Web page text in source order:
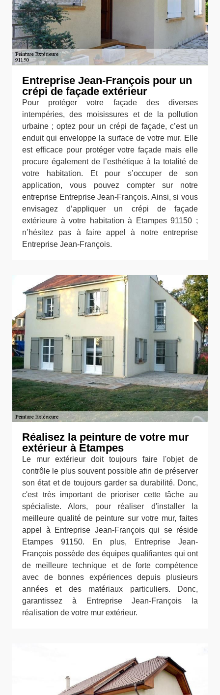
Entreprise Jean-François pour un
crépi de façade extérieur
Pour protéger votre façade des diverses
intempéries, des moisissures et de la pollution
urbaine ; optez pour un crépi de façade, c’est un
enduit qui enveloppe la surface de votre mur. Elle
est efficace pour protéger votre façade mais elle
procure également de l’esthétique à la totalité de
votre habitation. Et pour s’occuper de son
application, vous pouvez compter sur notre
entreprise Entreprise Jean-François. Ainsi, si vous
envisagez d’appliquer un crépi de façade
extérieure à votre habitation à Etampes 91150 ;
n’hésitez pas à faire appel à notre entreprise
Entreprise Jean-François.
Réalisez la peinture de votre mur
extérieur à Etampes
Le mur extérieur doit toujours faire l'objet de
contrôle le plus souvent possible afin de préserver
son état et de toujours garder sa durabilité. Donc,
c'est très important de prioriser cette tâche au
spécialiste. Alors, pour réaliser d'installer la
meilleure qualité de peinture sur votre mur, faites
appel à Entreprise Jean-François qui se réside
Etampes 91150. En plus, Entreprise Jean-
François possède des équipes qualifiantes qui ont
de meilleure technique et de forte compétence
avec de bonnes expériences depuis plusieurs
années et des matériaux particuliers. Donc,
garantissez à Entreprise Jean-François la
réalisation de votre mur extérieur.